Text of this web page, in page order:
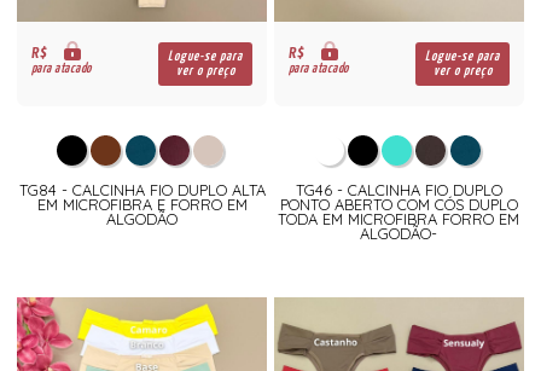
R$
para atacado
Logue-se para
ver o preço
TG84 - CALCINHA FIO DUPLO ALTA
EM MICROFIBRA E FORRO EM
ALGODÃO
R$
para atacado
Logue-se para
ver o preço
TG46 - CALCINHA FIO DUPLO
PONTO ABERTO COM CÓS DUPLO
TODA EM MICROFIBRA FORRO EM
ALGODÃO-